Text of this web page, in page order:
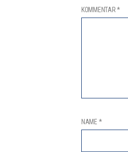
KOMMENTAR*
NAME *